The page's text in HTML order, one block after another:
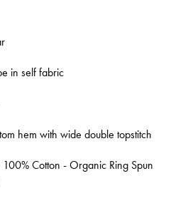
in self fabric
hem with wide double topstitch
100% Cotton - Organic Ring Spun